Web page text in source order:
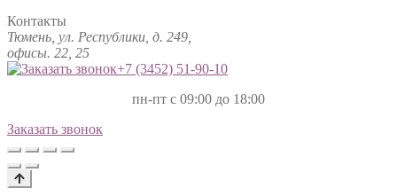
Контакты
Тюмень, ул. Республики, д. 249,
офисы. 22, 25
+7 (3452) 51-90-10
пн-пт с 09:00 до 18:00
Заказать звонок